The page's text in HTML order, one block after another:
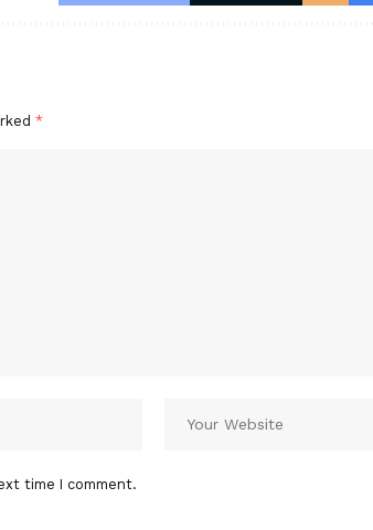
*
time I comment.